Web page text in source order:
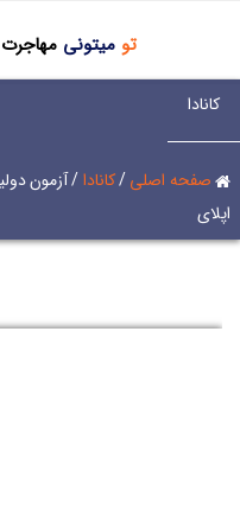
تو میتونی
کانادا
صفحه اصلی/کانادا/آزمون
اپلای